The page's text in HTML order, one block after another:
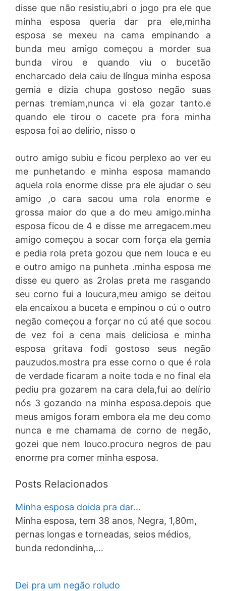
disse que não resistiu,abri o jogo pra ele que
minha esposa queria dar pra ele,minha
esposa se mexeu na cama empinando a
bunda meu amigo começou a morder sua
bunda virou e quando viu o bucetão
encharcado dela caiu de língua minha esposa
gemia e dizia chupa gostoso negão suas
pernas tremiam,nunca vi ela gozar tanto.e
quando ele tirou o cacete pra fora minha
esposa foi ao delírio, nisso o
outro amigo subiu e ficou perplexo ao ver eu
me punhetando e minha esposa mamando
aquela rola enorme disse pra ele ajudar o seu
amigo ,o cara sacou uma rola enorme e
grossa maior do que a do meu amigo.minha
esposa ficou de 4 e disse me arregacem.meu
amigo começou a socar com força ela gemia
e pedia rola preta gozou que nem louca e eu
e outro amigo na punheta .minha esposa me
disse eu quero as 2rolas preta me rasgando
seu corno fui a loucura,meu amigo se deitou
ela encaixou a buceta e empinou o cú o outro
negão começou a forçar no cú até que socou
de vez foi a cena mais deliciosa e minha
esposa gritava fodi gostoso seus negão
pauzudos.mostra pra esse corno o que é rola
de verdade ficaram a noite toda e no final ela
pediu pra gozarem na cara dela,fui ao delírio
nós 3 gozando na minha esposa.depois que
meus amigos foram embora ela me deu como
nunca e me chamama de corno de negão,
gozei que nem louco.procuro negros de pau
enorme pra comer minha esposa.
Posts Relacionados
Minha esposa doida pra dar...
Minha esposa, tem 38 anos, Negra, 1,80m,
pernas longas e torneadas, seios médios,
bunda redondinha,…
Dei pra um negão roludo